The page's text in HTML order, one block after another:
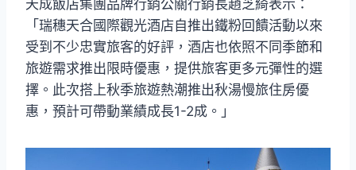
天成飯店集團品牌行銷公關行銷長趙芝綺表示：
「瑞穗天合國際觀光酒店自推出鐵粉回饋活動以來
受到不少忠實旅客的好評，酒店也依照不同季節和
旅遊需求推出限時優惠，提供旅客更多元彈性的選
擇。此次搭上秋季旅遊熱潮推出秋湯慢旅住房優
惠，預計可帶動業績成長1-2成。」